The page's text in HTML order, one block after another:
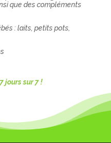
que des compléments
: laits, petits pots,
jours sur 7 !